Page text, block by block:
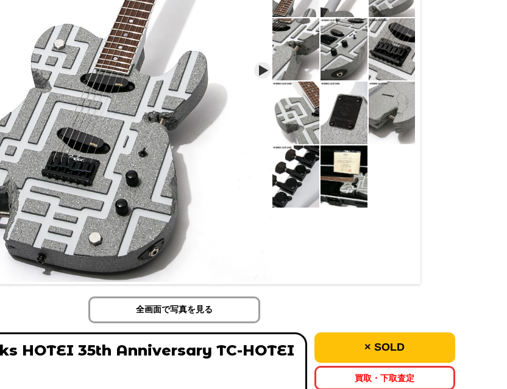
全画面で写真を見る
HOTEI 35th Anniversary TC-HOTEI
× SOLD
買取・下取査定